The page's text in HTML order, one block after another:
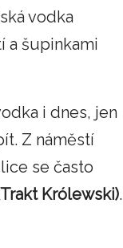
vodka
a šupinkami
i dnes, jen
Z náměstí
se často
Królewski).